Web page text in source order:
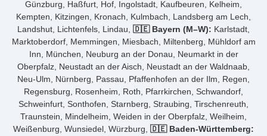
Günzburg, Haßfurt, Hof, Ingolstadt, Kaufbeuren, Kelheim,
Kempten, Kitzingen, Kronach, Kulmbach, Landsberg am Lech,
Landshut, Lichtenfels, Lindau, 🇩🇪 Bayern (M–W): Karlstadt,
Marktoberdorf, Memmingen, Miesbach, Miltenberg, Mühldorf am
Inn, München, Neuburg an der Donau, Neumarkt in der
Oberpfalz, Neustadt an der Aisch, Neustadt an der Waldnaab,
Neu-Ulm, Nürnberg, Passau, Pfaffenhofen an der Ilm, Regen,
Regensburg, Rosenheim, Roth, Pfarrkirchen, Schwandorf,
Schweinfurt, Sonthofen, Starnberg, Straubing, Tirschenreuth,
Traunstein, Mindelheim, Weiden in der Oberpfalz, Weilheim,
Weißenburg, Wunsiedel, Würzburg, 🇩🇪 Baden-Württemberg: